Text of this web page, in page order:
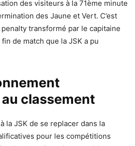
des visiteurs à la 71ème minute
des Jaune et Vert. C’est
transformé par le capitaine
fin de match que la JSK a pu
classement
la JSK de se replacer dans la
pour les compétitions